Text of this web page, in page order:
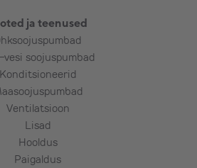
ja teenused
vesi soojuspumbad
Konditsioneerid
Ventilatsioon
Lisad
Hooldus
Paigaldus